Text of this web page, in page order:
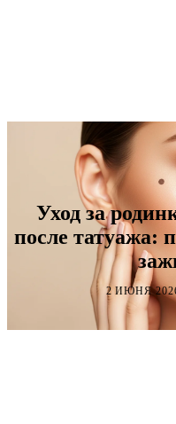
Уход за
после татуажа:
2 ИЮНЯ